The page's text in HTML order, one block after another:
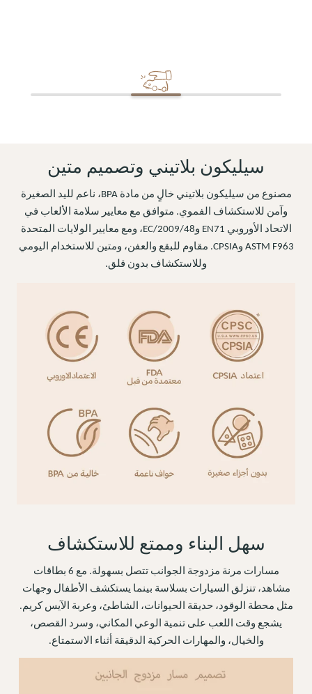
سيليكون بلاتيني وتصميم متين
مصنوع من سيليكون بلاتيني خالٍ من مادة BPA، ناعم لليد الصغيرة
وآمن للاستكشاف الفموي. متوافق مع معايير سلامة الألعاب في
الاتحاد الأوروبي EN71 و2009/48/EC، ومع معايير الولايات المتحدة
ASTM F963 وCPSIA. مقاوم للبقع والعفن، ومتين للاستخدام اليومي
وللاستكشاف بدون قلق.
سهل البناء وممتع للاستكشاف
مسارات مرنة مزدوجة الجوانب تتصل بسهولة. مع 6 بطاقات
مشاهد، تنزلق السيارات بسلاسة بينما يستكشف الأطفال وجهات
مثل محطة الوقود، حديقة الحيوانات، الشاطئ، وعربة الآيس كريم.
يشجع وقت اللعب على تنمية الوعي المكاني، وسرد القصص،
والخيال، والمهارات الحركية الدقيقة أثناء الاستمتاع.